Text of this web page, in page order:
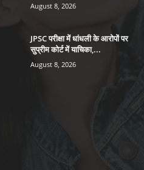
August 8, 2026
JPSC परीक्षा में धांधली के आरोपों पर
सुप्रीम कोर्ट में याचिका,...
August 8, 2026